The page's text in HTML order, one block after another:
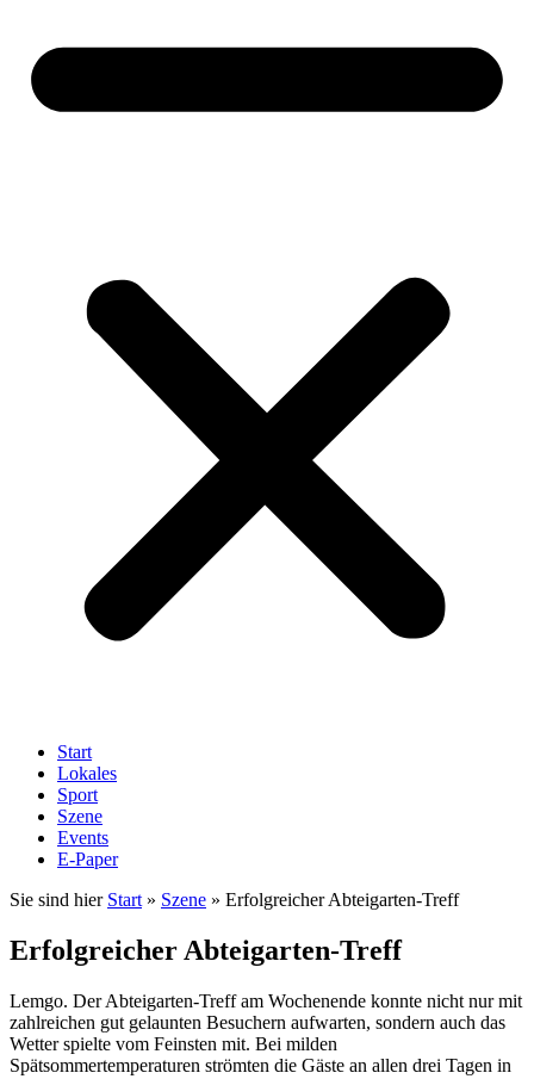
Start
Lokales
Sport
Szene
Events
E-Paper
Sie sind hier Start » Szene » Erfolgreicher Abteigarten-Treff
Erfolgreicher Abteigarten-Treff
Lemgo. Der Abteigarten-Treff am Wochenende konnte nicht nur mit
zahlreichen gut gelaunten Besuchern aufwarten, sondern auch das
Wetter spielte vom Feinsten mit. Bei milden
Spätsommertemperaturen strömten die Gäste an allen drei Tagen in